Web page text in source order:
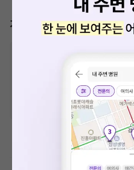
가격표
급여 항목의 경우, 건강보험심사평
격입니다. (진료와 연관된 복합적인
산정될 수 있는 점 참고 바랍니다.)
※ 이벤트가, 할인가는VAT 포함
한방 시술 및 처치료